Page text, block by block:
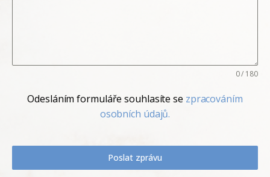
0 / 180
Odesláním formuláře souhlasíte se zpracováním
osobních údajů.
Poslat zprávu